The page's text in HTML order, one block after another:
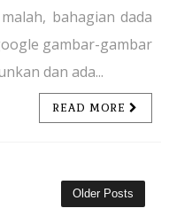
bahagian dada
gambar-gambar
dan ada...
READ MORE
Older Posts